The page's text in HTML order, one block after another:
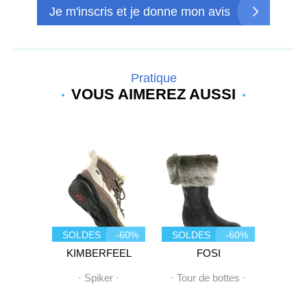
Je m'inscris et je donne mon avis
Pratique
VOUS AIMEREZ AUSSI
SOLDES -60%
KIMBERFEEL
· Spiker ·
SOLDES -60%
FOSI
· Tour de bottes ·